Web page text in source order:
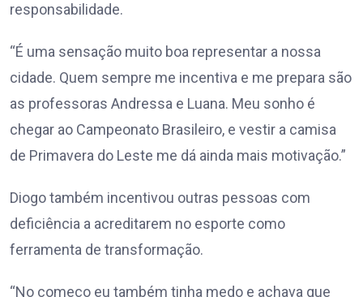
responsabilidade.
“É uma sensação muito boa representar a nossa
cidade. Quem sempre me incentiva e me prepara são
as professoras Andressa e Luana. Meu sonho é
chegar ao Campeonato Brasileiro, e vestir a camisa
de Primavera do Leste me dá ainda mais motivação.”
Diogo também incentivou outras pessoas com
deficiência a acreditarem no esporte como
ferramenta de transformação.
“No começo eu também tinha medo e achava que